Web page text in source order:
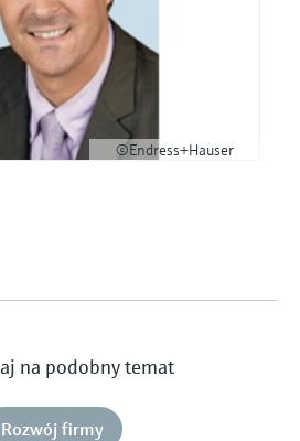
©Endress+Hauser
na podobny temat
Rozwój firmy